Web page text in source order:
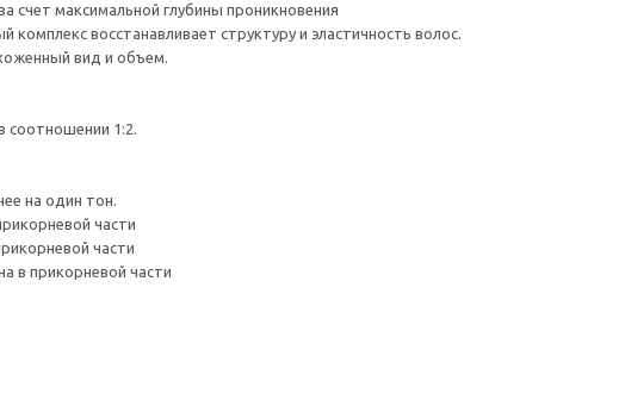
счет максимальной глубины проникновения
восстанавливает структуру и эластичность волос.
вид и объем.
соотношении 1:2.
на один тон.
части
части
в прикорневой части